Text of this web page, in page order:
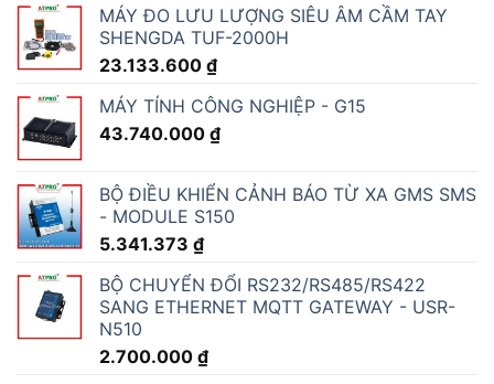
MÁY ĐO LƯU LƯỢNG SIÊU ÂM CẦM TAY
SHENGDA TUF-2000H
23.133.600 ₫
MÁY TÍNH CÔNG NGHIỆP - G15
43.740.000 ₫
BỘ ĐIỀU KHIỂN CẢNH BÁO TỪ XA GMS SMS
- MODULE S150
5.341.373 ₫
BỘ CHUYỂN ĐỔI RS232/RS485/RS422
SANG ETHERNET MQTT GATEWAY - USR-
N510
2.700.000 ₫